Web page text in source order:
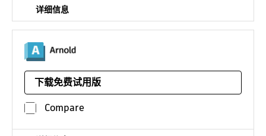
详细信息
下载免费试用版
平台：
630.00 美元
Compare